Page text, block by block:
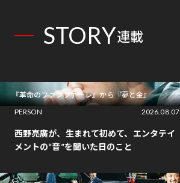
STORY連載
『革命のファンファーレ』から『夢と金』
PERSON
2026.08.07
西野亮廣が、生まれて初めて、エンタテイ
メントの“音”を聞いた日のこと